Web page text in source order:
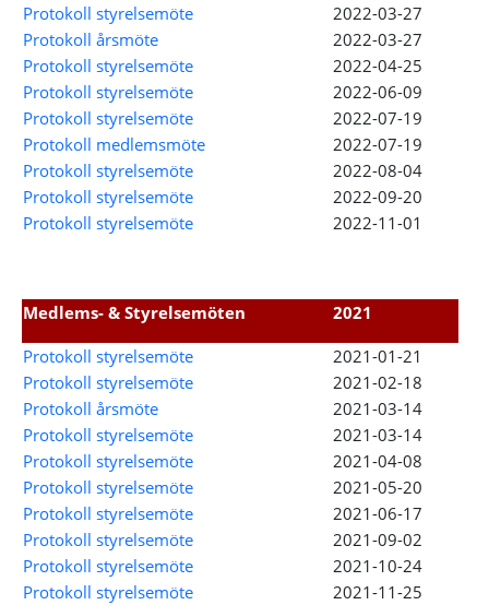
Protokoll styrelsemöte
2022-03-27
Protokoll årsmöte
2022-03-27
Protokoll styrelsemöte
2022-04-25
Protokoll styrelsemöte
2022-06-09
Protokoll styrelsemöte
2022-07-19
Protokoll medlemsmöte
2022-07-19
Protokoll styrelsemöte
2022-08-04
Protokoll styrelsemöte
2022-09-20
Protokoll styrelsemöte
2022-11-01
Medlems- & Styrelsemöten
2021
Protokoll styrelsemöte
2021-01-21
Protokoll styrelsemöte
2021-02-18
Protokoll årsmöte
2021-03-14
Protokoll styrelsemöte
2021-03-14
Protokoll styrelsemöte
2021-04-08
Protokoll styrelsemöte
2021-05-20
Protokoll styrelsemöte
2021-06-17
Protokoll styrelsemöte
2021-09-02
Protokoll styrelsemöte
2021-10-24
Protokoll styrelsemöte
2021-11-25